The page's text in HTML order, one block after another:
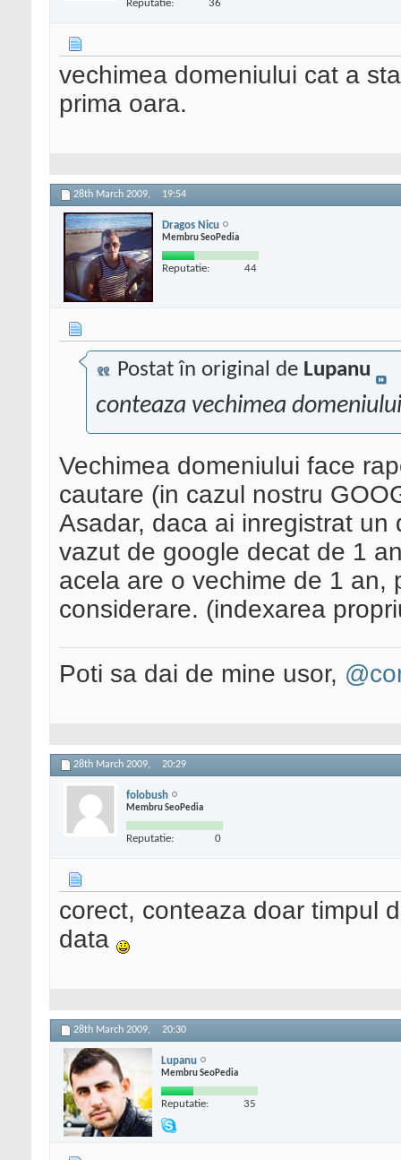
Reputatie: 36
vechimea domeniului cat a
prima oara.
28th March 2009, 19:54
Dragos Nicu
Membru SeoPedia
Reputatie: 44
Postat în original de Lupanu
conteaza vechimea
Vechimea domeniului face
cautare (in cazul nostru
Asadar, daca ai inregistrat
vazut de google decat de 1
acela are o vechime de 1 an,
considerare. (indexarea
Poti sa dai de mine usor,
28th March 2009, 20:29
folobush
Membru SeoPedia
Reputatie: 0
corect, conteaza doar timpul
data
28th March 2009, 20:30
Lupanu
Membru SeoPedia
Reputatie: 35